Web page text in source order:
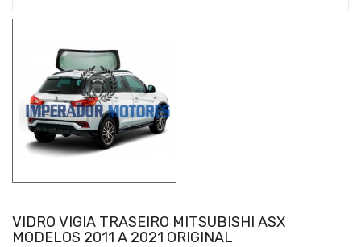
VIDRO VIGIA TRASEIRO MITSUBISHI ASX
MODELOS 2011 A 2021 ORIGINAL